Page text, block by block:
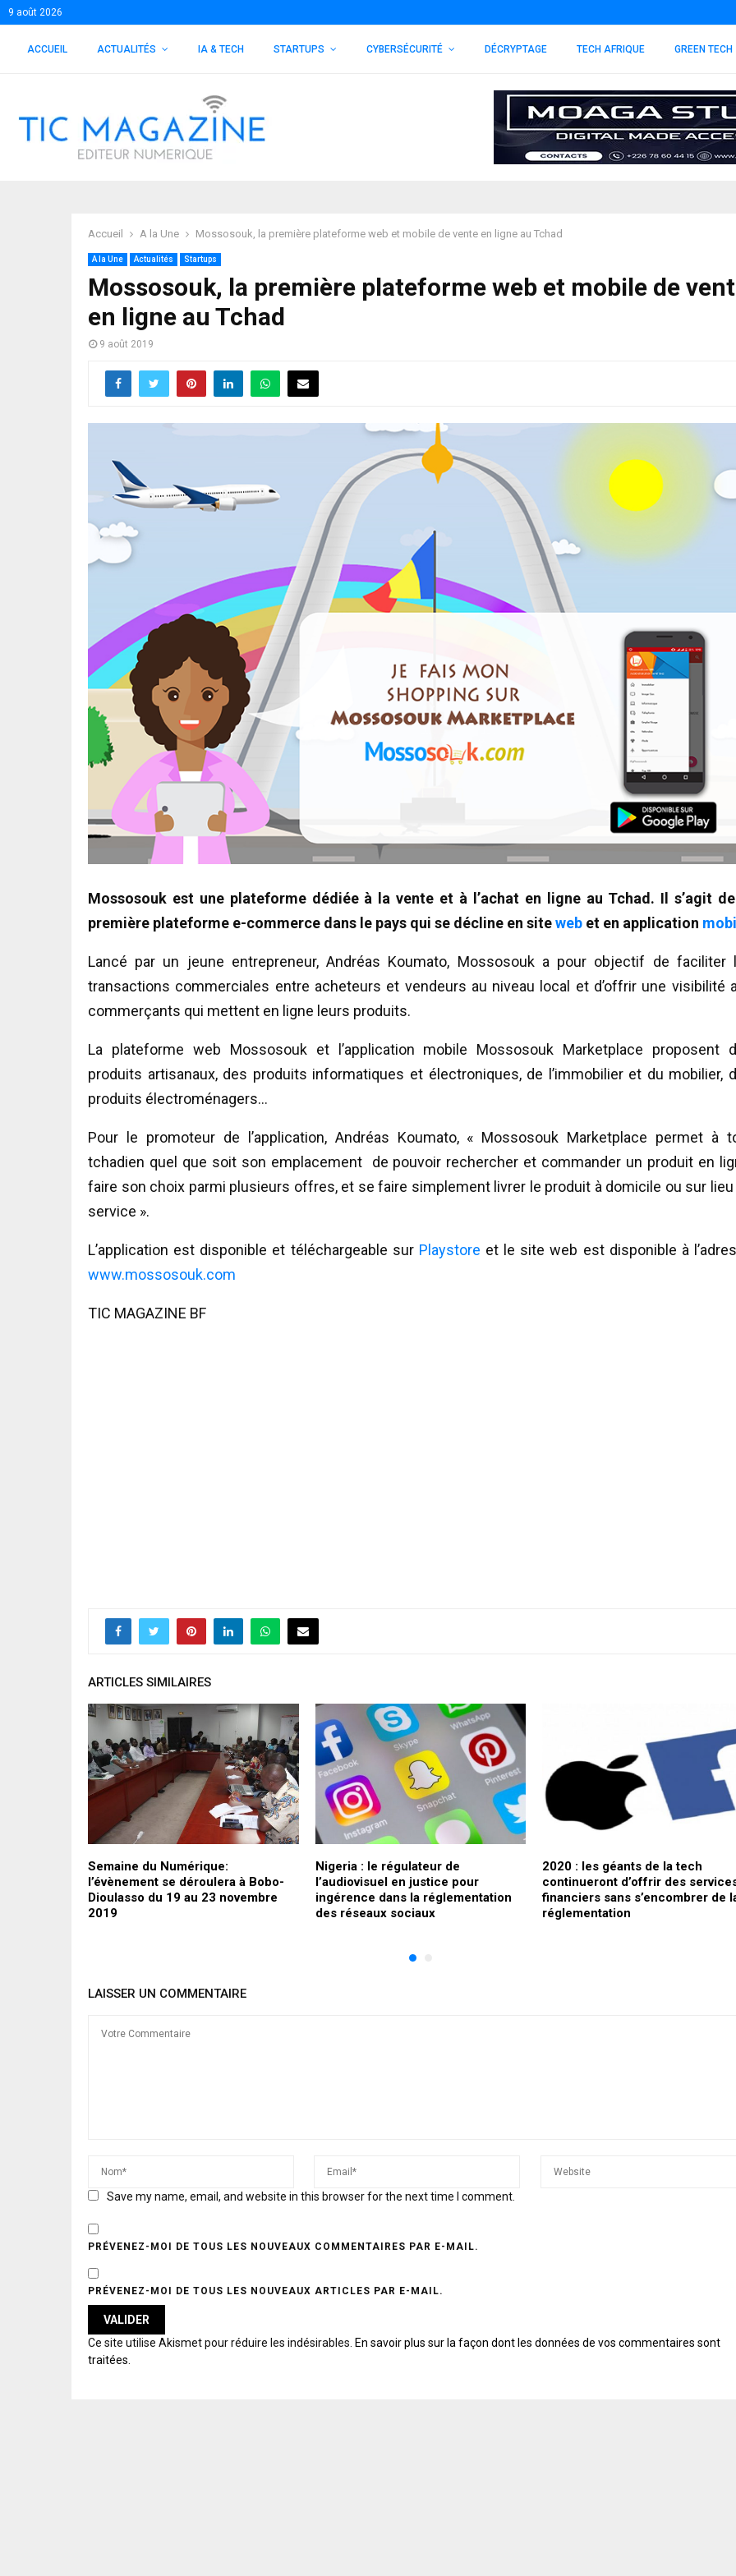
9 août 2026
ACCUEIL ACTUALITÉS IA & TECH STARTUPS CYBERSÉCURITÉ DÉCRYPTAGE TECH AFRIQUE GREEN TECH
Accueil A la Une Mossosouk, la première plateforme web et mobile de vente en ligne au Tchad
A la Une Actualités Startups
Mossosouk, la première plateforme web et mobile de
en ligne au Tchad
9 août 2019
Mossosouk est une plateforme dédiée à la vente et à l’achat en ligne au Tchad. Il s’agit
première plateforme e-commerce dans le pays qui se décline en siteweb et en application
Lancé par un jeune entrepreneur, Andréas Koumato, Mossosouk a pour objectif de faciliter
transactions commerciales entre acheteurs et vendeurs au niveau local et d’offrir une visibilité
commerçants qui mettent en ligne leurs produits.
La plateforme web Mossosouk et l’application mobile Mossosouk Marketplace proposent
produits artisanaux, des produits informatiques et électroniques, de l’immobilier et du mobilier,
produits électroménagers…
Pour le promoteur de l’application, Andréas Koumato, « Mossosouk Marketplace permet à
tchadien quel que soit son emplacement de pouvoir rechercher et commander un produit en
faire son choix parmi plusieurs offres, et se faire simplement livrer le produit à domicile ou sur lieu
service ».
L’application est disponible et téléchargeable sur Playstore et le site web est disponible à
www.mossosouk.com
TIC MAGAZINE BF
ARTICLES SIMILAIRES
Semaine du Numérique:
l’évènement se déroulera à Bobo-
Dioulasso du 19 au 23 novembre
2019
Nigeria : le régulateur de
l’audiovisuel en justice pour
ingérence dans la réglementation
des réseaux sociaux
2020 : les géants de la tech
continueront d’offrir des
financiers sans s’encombrer de
réglementation
LAISSER UN COMMENTAIRE
Save my name, email, and website in this browser for the next time I comment.
PRÉVENEZ-MOI DE TOUS LES NOUVEAUX COMMENTAIRES PAR E-MAIL.
PRÉVENEZ-MOI DE TOUS LES NOUVEAUX ARTICLES PAR E-MAIL.
A
L
Ce site utilise Akismet pour réduire les indésirables. En savoir plus sur la façon dont les données de vos commentaires sont
traitées